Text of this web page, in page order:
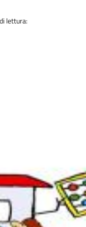
lettura: